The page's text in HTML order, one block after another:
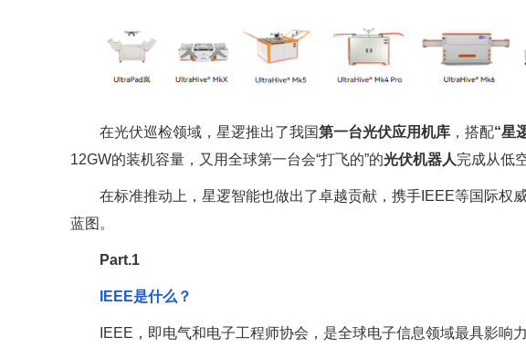
在光伏巡检领域，星逻推出了我国第一台光伏应用机库 ，搭配“星
12GW的装机容量，又用全球第一台会“打飞的”的光伏机器人完成从低
在标准推动上，星逻智能也做出了卓越贡献，携手IEEE等国际权
蓝图。
Part.1
IEEE是什么？
IEEE，即电气和电子工程师协会，是全球电子信息领域最具影响